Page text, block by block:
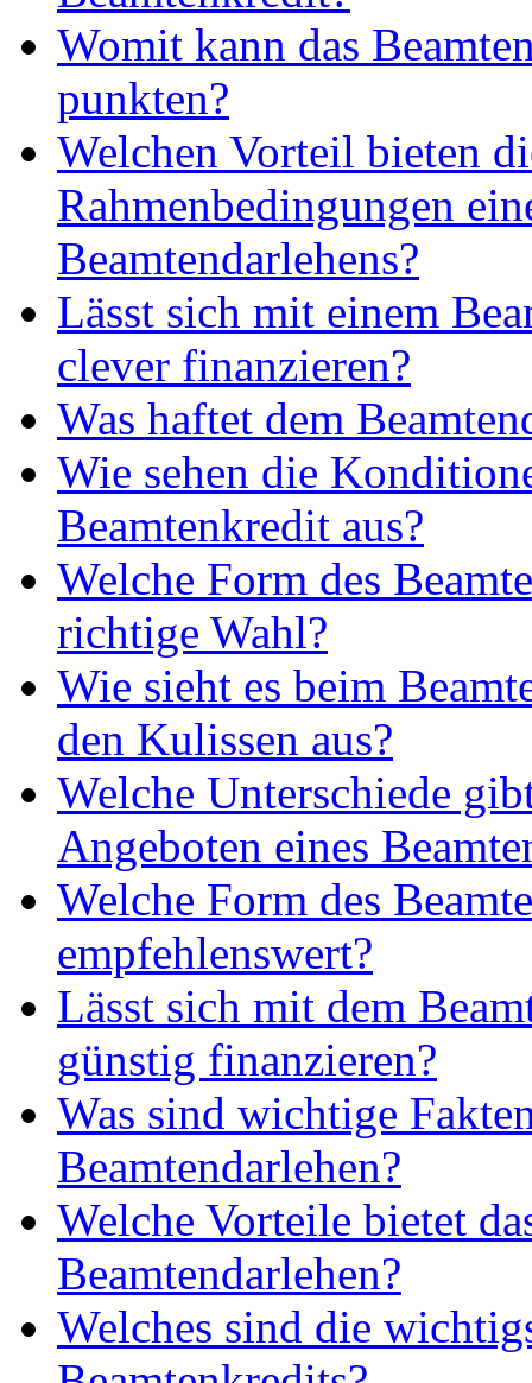
Womit kann das
punkten?
Welchen Vorteil bieten
Rahmenbedingungen
Beamtendarlehens?
Lässt sich mit einem
clever finanzieren?
Was haftet dem
Wie sehen die
Beamtenkredit aus?
Welche Form des
richtige Wahl?
Wie sieht es beim
den Kulissen aus?
Welche Unterschiede
Angeboten eines
Welche Form des
empfehlenswert?
Lässt sich mit dem
günstig finanzieren?
Was sind wichtige
Beamtendarlehen?
Welche Vorteile bietet
Beamtendarlehen?
Welches sind die